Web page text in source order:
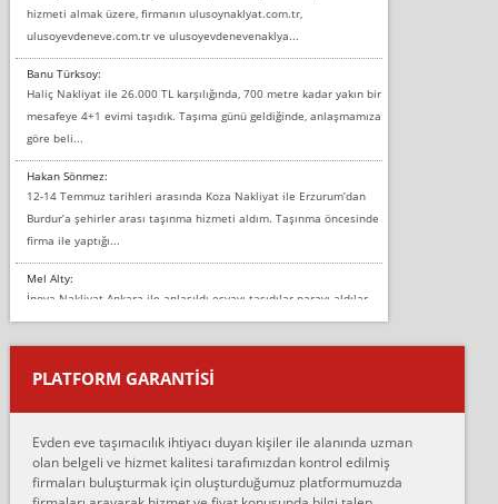
hizmeti almak üzere, firmanın ulusoynaklyat.com.tr,
ulusoyevdeneve.com.tr ve ulusoyevdenevenaklya...
Banu Türksoy:
Haliç Nakliyat ile 26.000 TL karşılığında, 700 metre kadar yakın bir
mesafeye 4+1 evimi taşıdık. Taşıma günü geldiğinde, anlaşmamıza
göre beli...
Hakan Sönmez:
12-14 Temmuz tarihleri arasında Koza Nakliyat ile Erzurum’dan
Burdur’a şehirler arası taşınma hizmeti aldım. Taşınma öncesinde
firma ile yaptığı...
Mel Alty:
İnova Nakliyat Ankara ile anlaşıldı eşyayı taşıdılar parayı aldılar.
Salon duvarına bir baktım birisi boydan alüminyum renkli bantı
yapıştırm...
Murat:
çalıştıklarını, müş...
Ahmet:
PLATFORM GARANTİSİ
Evden eve taşımacılık ihtiyacı duyan kişiler ile alanında uzman
olan belgeli ve hizmet kalitesi tarafımızdan kontrol edilmiş
firmaları buluşturmak için oluşturduğumuz platformumuzda